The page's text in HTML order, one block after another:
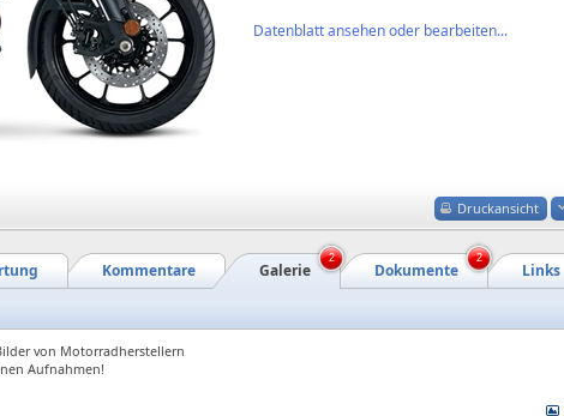
Datenblatt ansehen oder bearbeiten...
Druckansicht
Links
Dokumente
Galerie
Kommentare
2 2
von Motorradherstellern
Aufnahmen!